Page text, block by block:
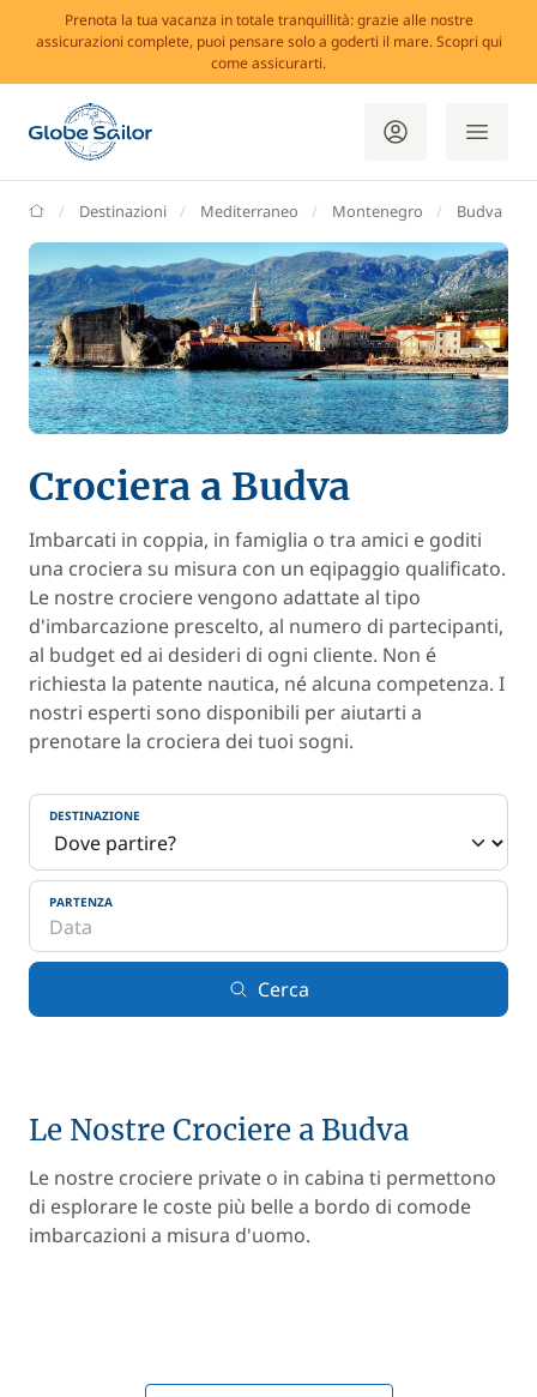
Prenota la tua vacanza in totale tranquillità: grazie alle nostre
assicurazioni complete, puoi pensare solo a goderti il mare. Scopri qui
come assicurarti.
GlobeSailor
Destinazioni Mediterraneo Montenegro Budva
Crociera a Budva
Imbarcati in coppia, in famiglia o tra amici e goditi
una crociera su misura con un eqipaggio qualificato.
Le nostre crociere vengono adattate al tipo
d'imbarcazione prescelto, al numero di partecipanti,
al budget ed ai desideri di ogni cliente. Non é
richiesta la patente nautica, né alcuna competenza. I
nostri esperti sono disponibili per aiutarti a
prenotare la crociera dei tuoi sogni.
DESTINAZIONE
PARTENZA
Cerca
Le Nostre Crociere a Budva
Le nostre crociere private o in cabina ti permettono
di esplorare le coste più belle a bordo di comode
imbarcazioni a misura d'uomo.